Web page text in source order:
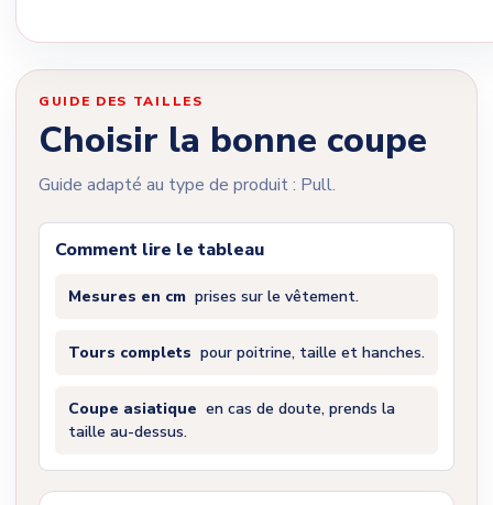
GUIDE DES TAILLES
Choisir la bonne coupe
Guide adapté au type de produit : Pull.
Comment lire le tableau
Mesures en cm prises sur le vêtement.
Tours complets pour poitrine, taille et hanches.
Coupe asiatique en cas de doute, prends la
taille au-dessus.